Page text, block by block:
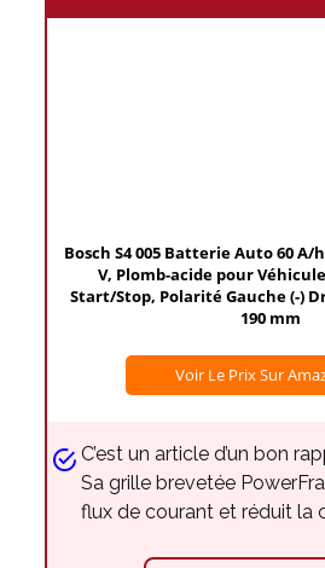
Bosch S4 005 Batterie Auto 60 A/
V, Plomb-acide pour
Start/Stop, Polarité Gauche (-)
190 mm
Voir Le Prix Sur
C’est un article d’un bon
Sa grille brevetée
flux de courant et réduit la